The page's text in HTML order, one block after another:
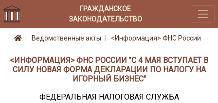
ГРАЖДАНСКОЕ
ЗАКОНОДАТЕЛЬСТВО
Ведомственные акты <Информация> ФНС России
<ИНФОРМАЦИЯ> ФНС РОССИИ "С 4 МАЯ ВСТУПАЕТ В
СИЛУ НОВАЯ ФОРМА ДЕКЛАРАЦИИ ПО НАЛОГУ НА
ИГОРНЫЙ БИЗНЕС"
ФЕДЕРАЛЬНАЯ НАЛОГОВАЯ СЛУЖБА